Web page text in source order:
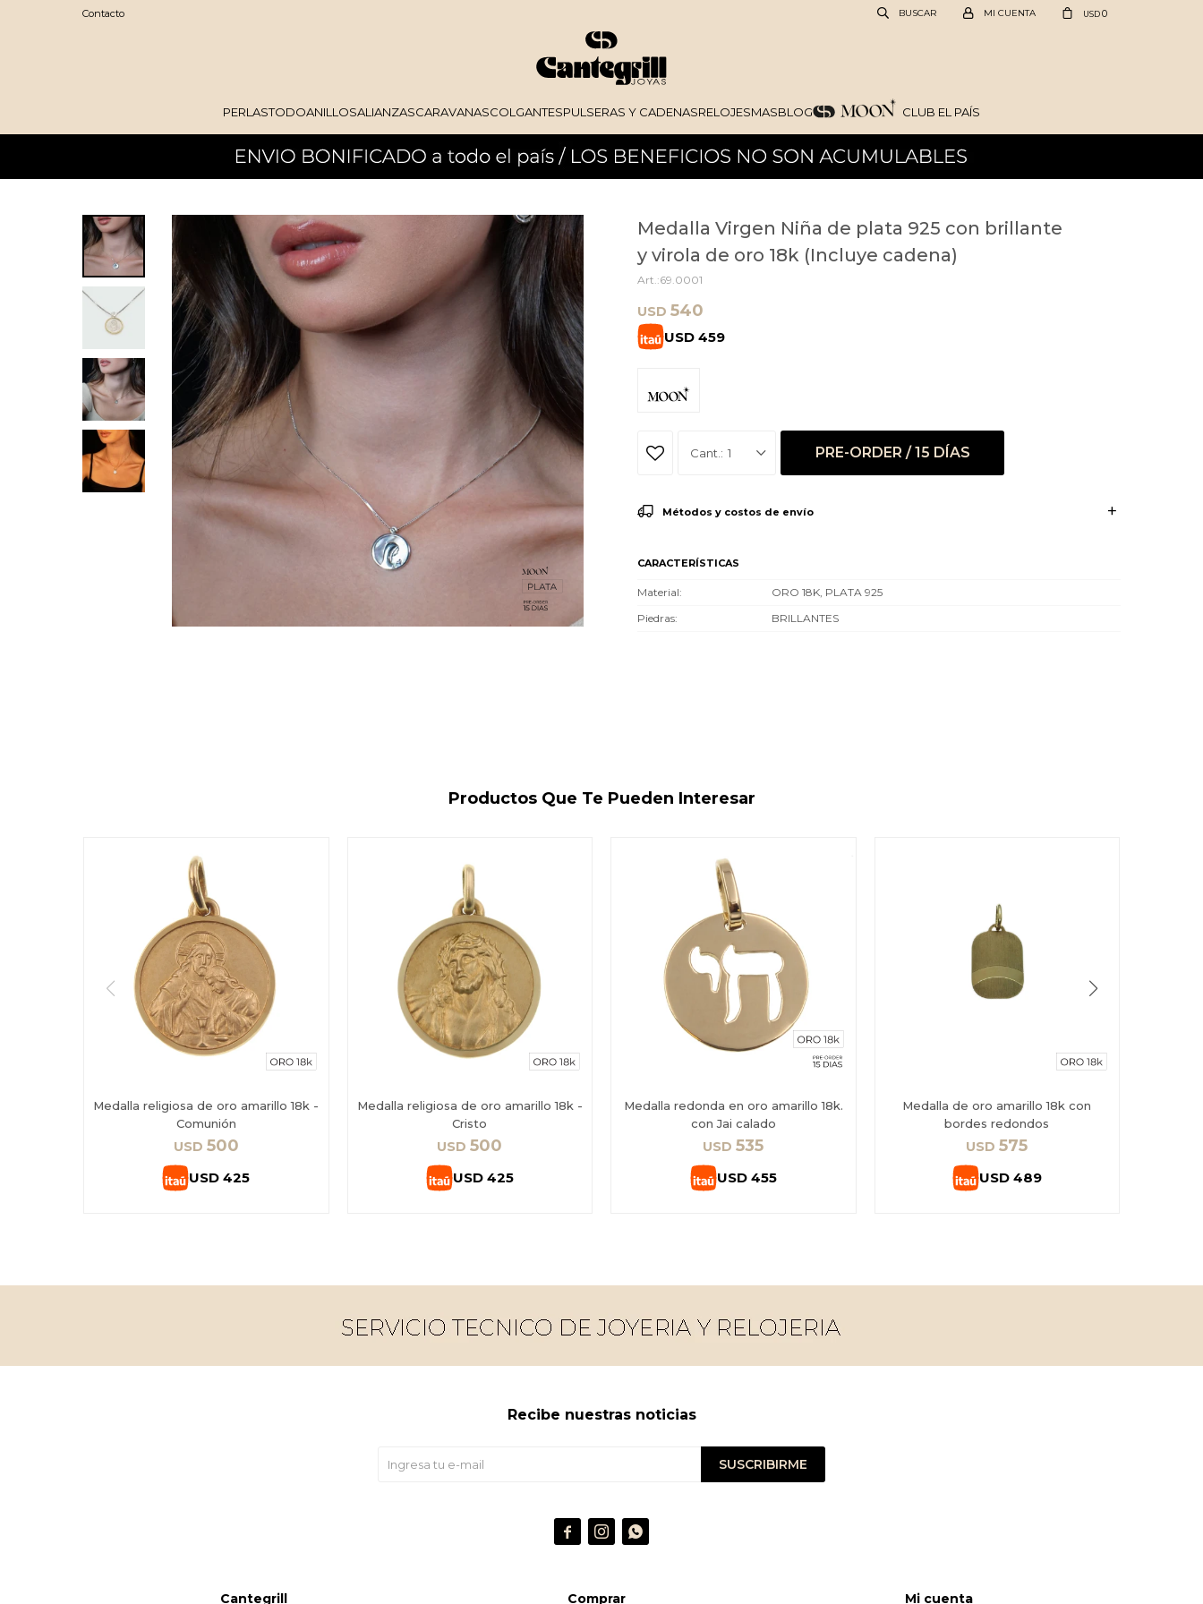
PERLASTODOANILLOSALIANZASCARAVANASCOLGANTESPULSERAS Y CADENASRELOJESMASBLOG CLUB EL PAÍS
USD0
Contacto
Medalla Virgen Niña de plata 925 con brillante
y virola de oro 18k (Incluye cadena)
69.0001
USD 540
USD 459
1 PRE-ORDER / 15 DÍAS
Métodos y costos de envío
CARACTERÍSTICAS
Material
ORO 18K, PLATA 925
Piedras
BRILLANTES
Productos Que Te Pueden Interesar
Medalla religiosa de oro amarillo 18k -
Comunión
USD 500
USD 425
Medalla religiosa de oro amarillo 18k -
Cristo
USD 500
USD 425
Medalla redonda en oro amarillo 18k.
con Jai calado
USD 535
USD 455
Medalla de oro amarillo 18k con
bordes redondos
USD 575
USD 489
Cantegrill Comprar Mi cuenta
Recibe nuestras noticias
SUSCRIBIRME
  